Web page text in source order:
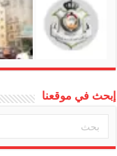
إبحث في موقعنا